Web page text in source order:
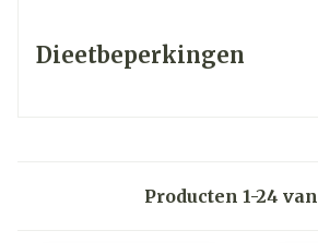
Dieetbeperkingen
Producten 1-24 van